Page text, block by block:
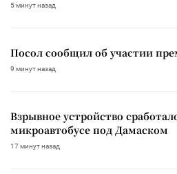
5 минут назад
Посол сообщил об участии
9 минут назад
Взрывное устройство
микроавтобусе под Дамаском
17 минут назад